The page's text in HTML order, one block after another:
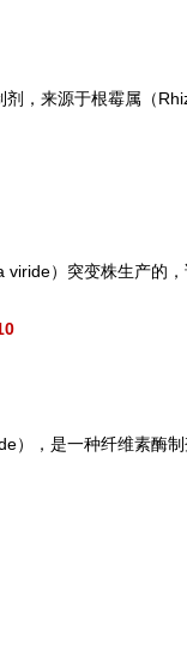
，来源于根霉属（
）突变株生产的
），是一种纤维素酶